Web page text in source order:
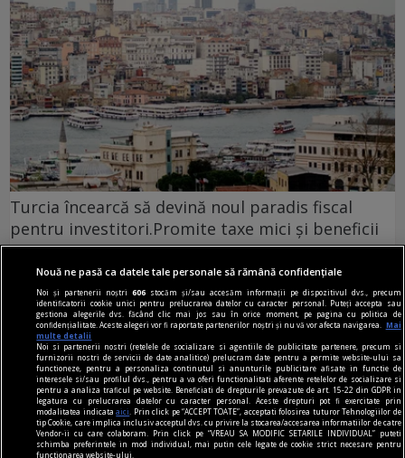
Turcia încearcă să devină noul paradis fiscal
pentru investitori.Promite taxe mici și beneficii
generoase
Turcia încearcă să își consolideze poziția ca
centru regional pentru investiții și administrarea
averilor, lansând un pachet de stimulente fiscale
destinat investitorilor și persoanelor cu venituri
ridicate din străinătate.
Nouă ne pasă ca datele tale personale să rămână confidențiale
Noi și partenerii noștri606 stocăm și/sau accesăm informații pe dispozitivul dvs., precum
identificatorii cookie unici pentru prelucrarea datelor cu caracter personal. Puteți accepta sau
gestiona alegerile dvs. făcând clic mai jos sau în orice moment, pe pagina cu politica de
confidențialitate. Aceste alegeri vor fi raportate partenerilor noștri și nu vă vor afecta navigarea.
Mai
multe detalii
Noi si partenerii nostri (retelele de socializare si agentiile de publicitate partenere, precum si
furnizorii nostri de servicii de date analitice) prelucram date pentru a permite website-ului sa
functioneze, pentru a personaliza continutul si anunturile publicitare afisate in functie de
interesele si/sau profilul dvs., pentru a va oferi functionalitati aferente retelelor de socializare si
pentru a analiza traficul pe website. Beneficiati de drepturile prevazute de art. 15-22 din GDPR in
legatura cu prelucrarea datelor cu caracter personal. Aceste drepturi pot fi exercitate prin
modalitatea indicataaici
. Prin click pe “ACCEPT TOATE”, acceptati folosirea tuturor Tehnologiilor de
tip Cookie, care implica inclusiv acceptul dvs. cu privire la stocarea/accesarea informatiilor de catre
Vendor-ii cu care colaboram. Prin click pe “VREAU SA MODIFIC SETARILE INDIVIDUAL” puteti
schimba preferintele in mod individual, mai putin cele legate de cookie strict necesare pentru
functionarea website-ului.